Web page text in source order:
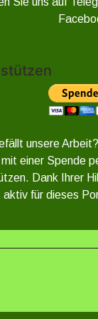
unsere
einer Spende
Dank Ihrer
aktiv für dieses